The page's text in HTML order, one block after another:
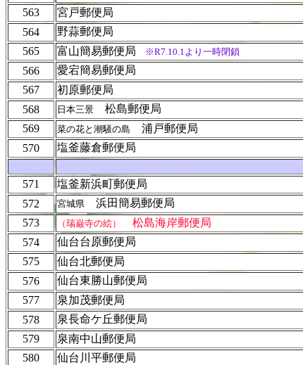
563
宮戸郵便局
564
野蒜郵便局
565
富山簡易郵便局 ※R7.10.1より一時閉鎖
566
愛宕簡易郵便局
567
初原郵便局
568
日本三景 松島郵便局
569
菜の花と潮騒の島 浦戸郵便局
570
塩釜藤倉郵便局
571 塩釜新浜町郵便局
572
宮城県 浜田簡易郵便局
573
（瑞巌寺の絵） 松島海岸郵便局
574
仙台台原郵便局
575
仙台北郵便局
576
仙台東勝山郵便局
577
泉加茂郵便局
578
泉長命ケ丘郵便局
579
泉南中山郵便局
580
仙台川平郵便局